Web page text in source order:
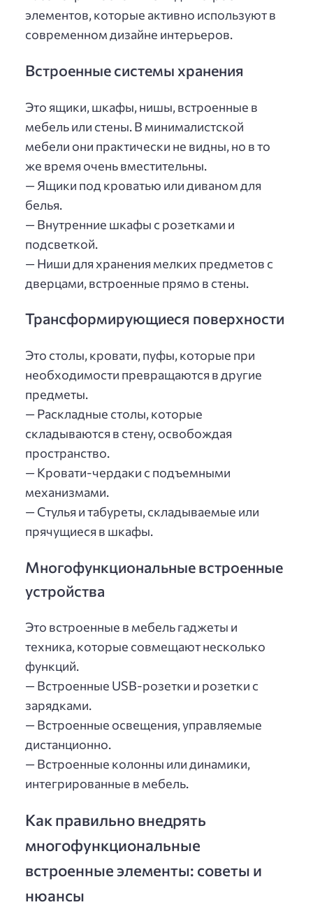
элементов, которые активно используют в
современном дизайне интерьеров.
Встроенные системы хранения
Это ящики, шкафы, нишы, встроенные в
мебель или стены. В минималистской
мебели они практически не видны, но в то
же время очень вместительны.
— Ящики под кроватью или диваном для
белья.
— Внутренние шкафы с розетками и
подсветкой.
— Ниши для хранения мелких предметов с
дверцами, встроенные прямо в стены.
Трансформирующиеся поверхности
Это столы, кровати, пуфы, которые при
необходимости превращаются в другие
предметы.
— Раскладные столы, которые
складываются в стену, освобождая
пространство.
— Кровати-чердаки с подъемными
механизмами.
— Стулья и табуреты, складываемые или
прячущиеся в шкафы.
Многофункциональные встроенные
устройства
Это встроенные в мебель гаджеты и
техника, которые совмещают несколько
функций.
— Встроенные USB-розетки и розетки с
зарядками.
— Встроенные освещения, управляемые
дистанционно.
— Встроенные колонны или динамики,
интегрированные в мебель.
Как правильно внедрять
многофункциональные
встроенные элементы: советы и
нюансы